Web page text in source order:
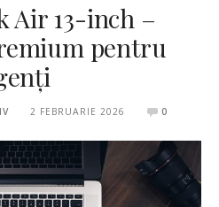
Air 13-inch –
pentru
2 FEBRUARIE 2026 0